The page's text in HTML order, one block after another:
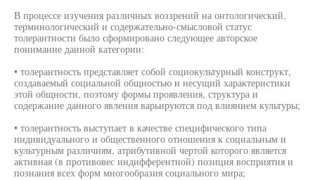
В процессе изучения различных воззрений на онтологический,
терминологический и содержательно-смысловой статус
толерантности было сформировано следующее авторское
понимание данной категории:
• толерантность представляет собой социокультурный конструкт,
создаваемый социальной общностью и несущий характеристики
этой общности, поэтому формы проявления, структура и
содержание данного явления варьируются под влиянием культуры;
• толерантность выступает в качестве специфического типа
индивидуального и общественного отношения к социальным и
культурным различиям, атрибутивной чертой которого является
активная (в противовес индифферентной) позиция восприятия и
познания всех форм многообразия социального мира;